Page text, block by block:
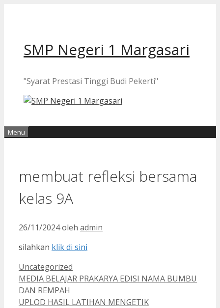
SMP Negeri 1 Margasari
"Syarat Prestasi Tinggi Budi Pekerti"
Menu
membuat refleksi bersama
kelas 9A
26/11/2024oleh admin
silahkan klik di sini
Kategori
Uncategorized
MEDIA BELAJAR PRAKARYA EDISI NAMA BUMBU
DAN REMPAH
UPLOD HASIL LATIHAN MENGETIK